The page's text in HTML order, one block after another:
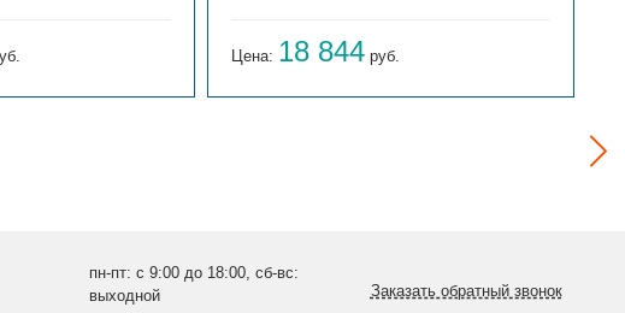
Цена: 18 844 руб.
пн-пт: с 9:00 до 18:00, сб-вс:
выходной
Заказать обратный звонок